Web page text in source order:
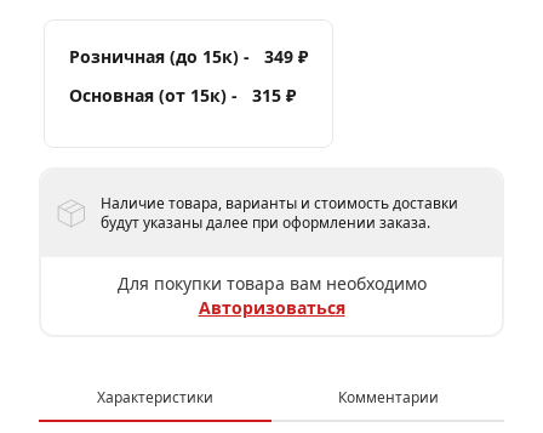
Розничная (до 15к) -
349 ₽
Основная (от 15к) -
315 ₽
Наличие товара, варианты и стоимость доставки
будут указаны далее при оформлении заказа.
Для покупки товара вам необходимо
Авторизоваться
Характеристики Комментарии